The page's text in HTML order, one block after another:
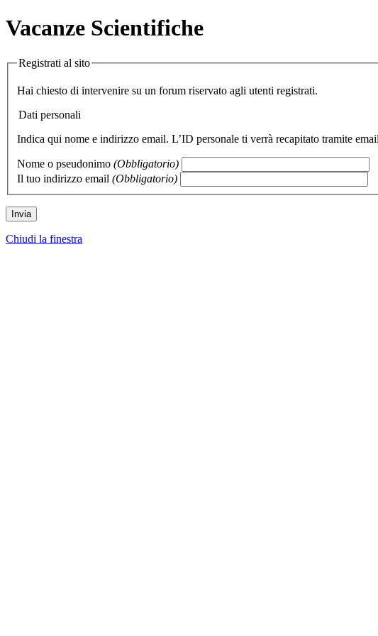
Vacanze Scientifiche
Registrati al sito
Hai chiesto di intervenire su un forum riservato agli utenti registrati.
Dati personali
Indica qui nome e indirizzo email. L’ID personale ti verrà recapitato
Nome o pseudonimo (Obbligatorio)
Il tuo indirizzo email (Obbligatorio)
Chiudi la finestra